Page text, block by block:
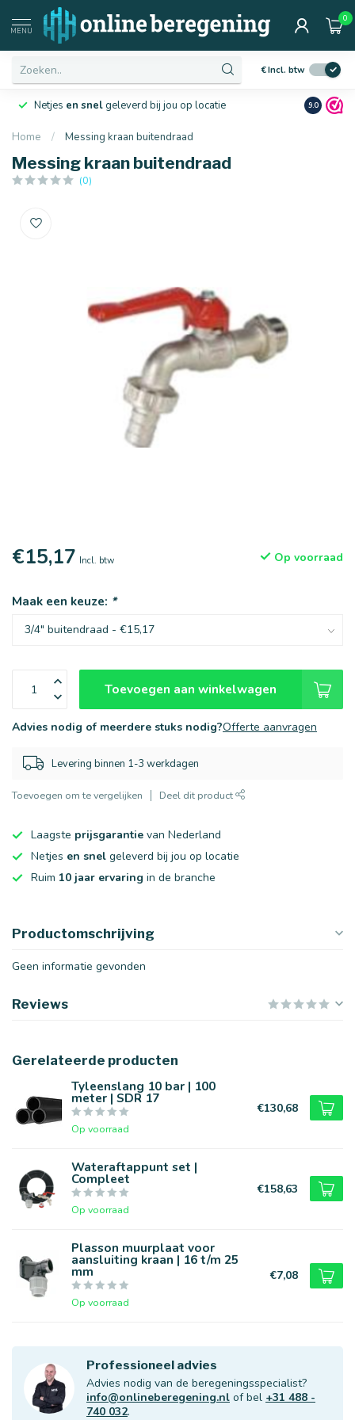
MENU
0
€Incl. btw
Netjes en snelgeleverd bij jou op locatie Ruim10
9.0
Home / Messing kraan buitendraad
Messing kraan buitendraad
(0)
€15,17 Incl. btw Op voorraad
Maak een keuze: *
Toevoegen aan winkelwagen
Advies nodig of meerdere stuks nodig?Offerte aanvragen
Levering binnen 1-3 werkdagen
Toevoegen om te vergelijken Deel dit product
Laagste prijsgarantie van Nederland
Netjes en snel geleverd bij jou op locatie
Ruim 10 jaar ervaring in de branche
Productomschrijving
Geen informatie gevonden
Reviews
Gerelateerde producten
Tyleenslang 10 bar | 100
meter | SDR 17
Op voorraad
€130,68
Wateraftappunt set |
Compleet
Op voorraad
€158,63
Plasson muurplaat voor
aansluiting kraan | 16 t/m 25
mm
Op voorraad
€7,08
Professioneel advies
Advies nodig van de beregeningsspecialist?
info@onlineberegening.nl of bel +31 488 -
740 032.